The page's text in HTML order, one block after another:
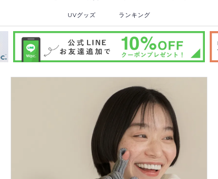
UVグッズ ランキング